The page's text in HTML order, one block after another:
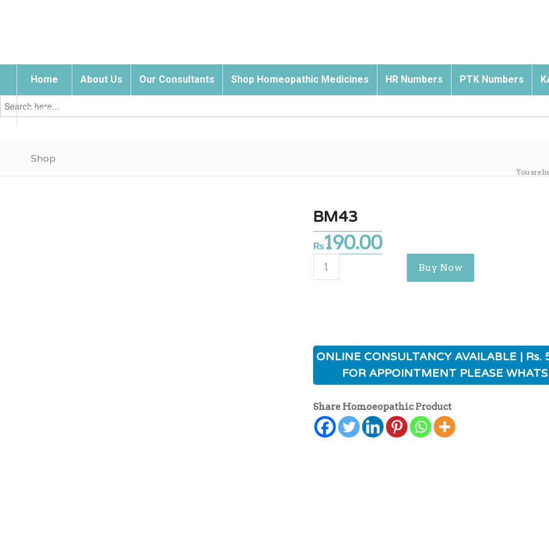
Home About Us Our Consultants Shop Homeopathic Medicines HR Numbers PTK Numbers
Contact Us
Search
for:
Shop
You are
BM43
₨190.00
Buy Now
ONLINE CONSULTANCY AVAILABLE | Rs.
FOR APPOINTMENT PLEASE
Share Homoeopathic Product